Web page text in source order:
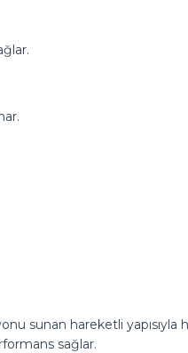
sunan hareketli
sağlar.